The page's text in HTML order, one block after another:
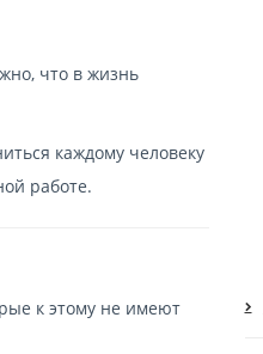
что в жизнь
каждому человеку
работе.
к этому не имеют